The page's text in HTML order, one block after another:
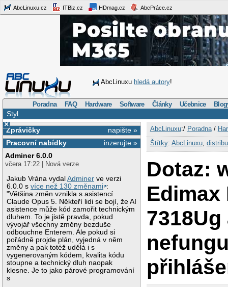
AbcLinuxu.cz ITBiz.cz HDmag.cz AbcPráce.cz
AbcLinuxu hledá autory!
Poradna FAQ Hardware Software Články Učebnice
Styl
×
napište »
Zprávičky
inzerujte »
Pracovní nabídky
Adminer 6.0.0
včera 17:22 | Nová verze
Jakub Vrána vydalAdminer ve verzi
6.0.0 svíce než 130 změnami :
"Většina změn vznikla s asistencí
Claude Opus 5. Někteří lidi se bojí, že AI
asistence může kód zamořit technickým
dluhem. To je jistě pravda, pokud
vývojář všechny změny bezduše
odbouchne Enterem. Ale pokud si
pořádně projde plán, vyjedná v něm
změny a pak totéž udělá i s
vygenerovaným kódem, kvalita kódu
stoupne a technický dluh naopak
klesne. Je to jako párové programování
s
AbcLinuxu:/ Poradna/
Štítky: AbcLinuxu,
Dotaz:
Edimax
7318Ug